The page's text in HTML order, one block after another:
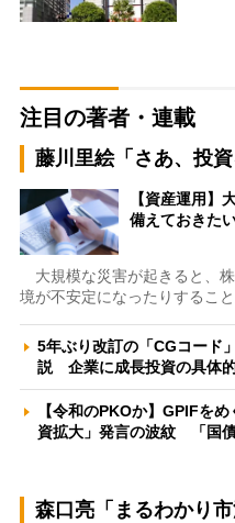
注目の著者・連載
藤川里絵「さあ、投資
【資産運用】
備えておきた
大規模な災害が起きると、
境が不安定になったりするこ
5年ぶり改訂の「CGコード
説 企業に成長投資の具体
【令和のPKOか】GPIFを
資拡大」発言の波紋 「国
森口亮「まるわかり市